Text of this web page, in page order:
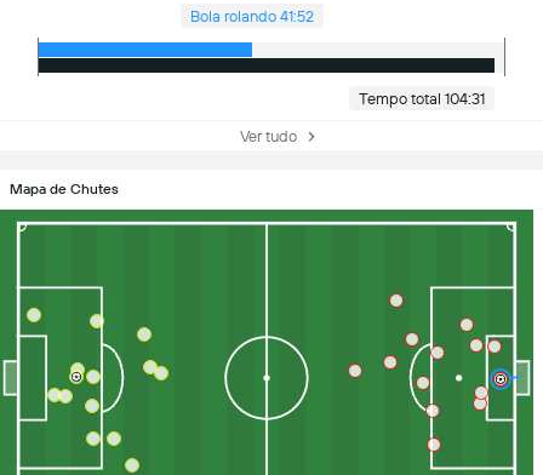
Bola rolando 41:52
Tempo total 104:31
Ver tudo
Mapa de Chutes